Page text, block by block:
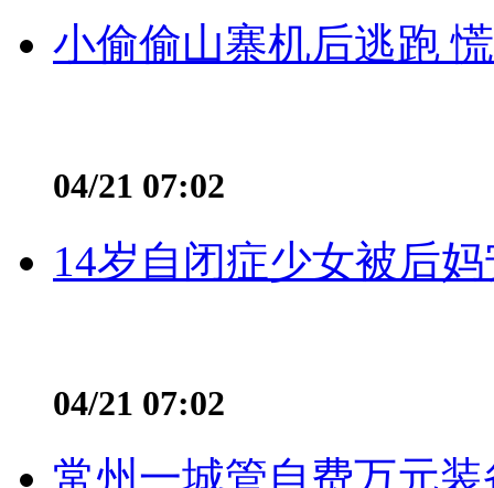
小偷偷山寨机后逃跑
04/21 07:02
14岁自闭症少女被后
04/21 07:02
常州一城管自费万元